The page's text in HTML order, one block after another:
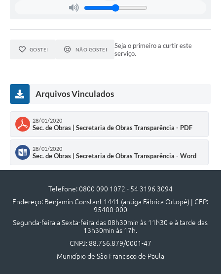
GOSTEI NÃO GOSTEI
Seja o primeiro a curtir este
serviço.
Arquivos Vinculados
28/01/2020
Sec. de Obras | Secretaria de Obras Transparência - PDF
28/01/2020
Sec. de Obras | Secretaria de Obras Transparência - Word
Telefone: 0800 090 1072 - 54 3196 3094
Endereço: Benjamin Constant 1441 (antiga Fábrica Ortopé) | CEP:
95400-000
Segunda-feira a Sexta-feira das 08h30min às 11h30 e à tarde das
13h30min às 17h.
CNPJ: 88.756.879/0001-47
Município de São Francisco de Paula